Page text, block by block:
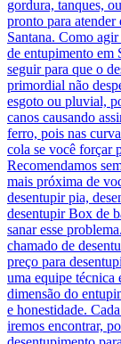
gordura, tanques,
pronto para atender
Santana. Como
de entupimento em
seguir para que o
primordial não
esgoto ou pluvial,
canos causando
ferro, pois nas
cola se você forçar
Recomendamos
mais próxima de
desentupir pia,
desentupir Box de
sanar esse
chamado de
preço para
uma equipe técnica
dimensão do
e honestidade.
iremos encontrar,